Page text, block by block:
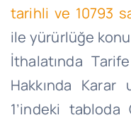
tarihli ve 10793
ile yürürlüğe
İthalatında
Hakkında Karar
1’indeki